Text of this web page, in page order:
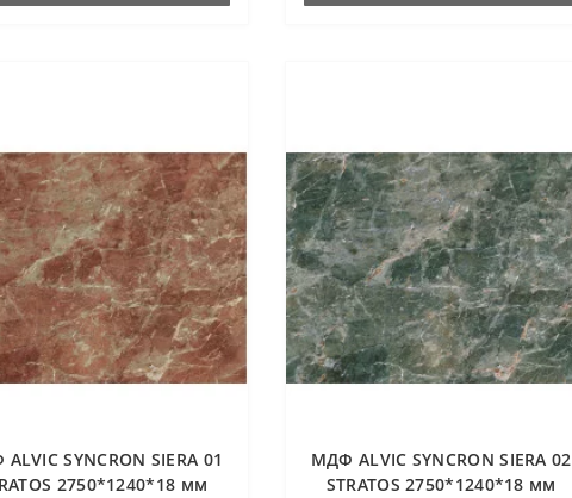
SYNCRON SIERA 01
2750*1240*18 мм
МДФ ALVIC SYNCRON SIERA 02
STRATOS 2750*1240*18 мм